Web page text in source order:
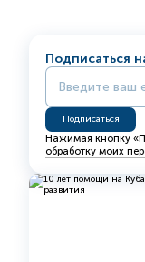
Подписаться
Нажимая кнопку
обработку моих